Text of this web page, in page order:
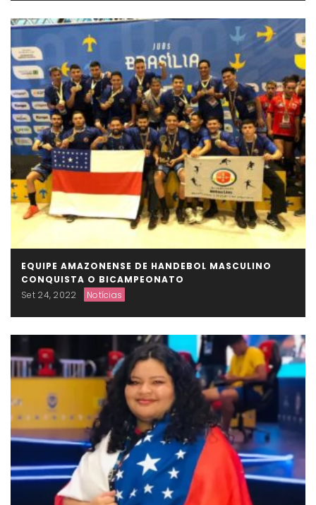
EQUIPE AMAZONENSE DE HANDEBOL MASCULINO
CONQUISTA O BICAMPEONATO
Set 24, 2022
Notícias